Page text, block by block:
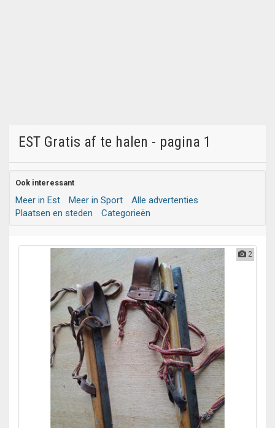
EST Gratis af te halen - pagina 1
Ook interessant
Meer in Est Meer in Sport
Alle advertenties
Plaatsen en steden
Categorieën
2